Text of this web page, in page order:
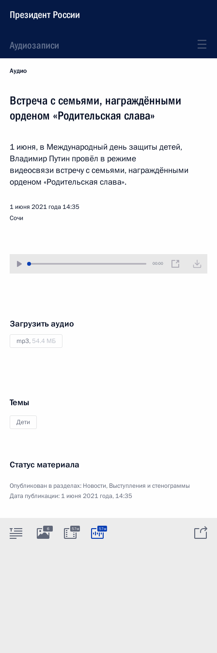
Президент России
Аудиозаписи
Аудио
Встреча с семьями, награждёнными
орденом «Родительская слава»
1 июня, в Международный день защиты детей,
Владимир Путин провёл в режиме
видеосвязи встречу с семьями, награждёнными
орденом «Родительская слава».
1 июня 2021 года 14:35
Сочи
00:00
Загрузить аудио
mp3, 54.4 МБ
Темы
Дети
Статус материала
Опубликован в разделах: Новости, Выступления и стенограммы
Дата публикации: 1 июня 2021 года, 14:35
6 57м 57м